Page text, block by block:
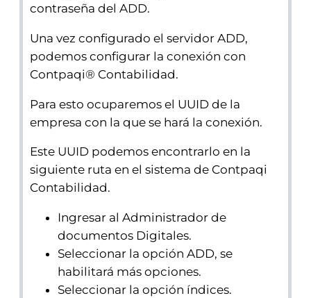
contraseña del ADD.
Una vez configurado el servidor ADD,
podemos configurar la conexión con
Contpaqi® Contabilidad.
Para esto ocuparemos el UUID de la
empresa con la que se hará la conexión.
Este UUID podemos encontrarlo en la
siguiente ruta en el sistema de Contpaqi
Contabilidad.
Ingresar al Administrador de
documentos Digitales.
Seleccionar la opción ADD, se
habilitará más opciones.
Seleccionar la opción índices.